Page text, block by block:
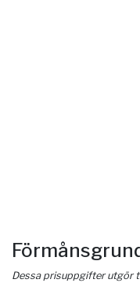
Dessa prisuppgifter utgör